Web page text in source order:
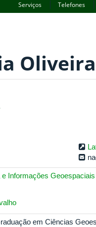
Serviços Telefones
Oliveira
Informações Geoespaciais
em Ciências